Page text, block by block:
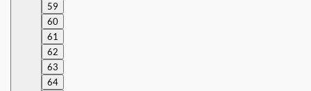
59
60
61
62
63
64